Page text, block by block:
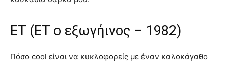
ET (ET ο εξωγήινος – 1982)
Πόσο cool είναι να κυκλοφορείς με έναν καλοκάγαθο